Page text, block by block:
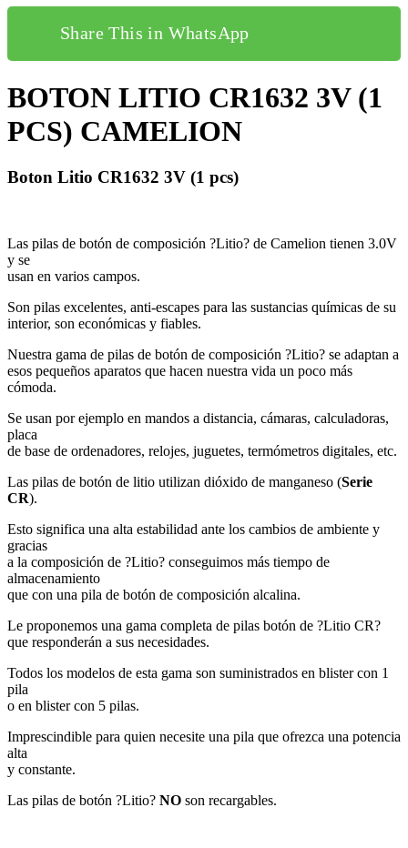
Share This in WhatsApp
BOTON LITIO CR1632 3V (1
PCS) CAMELION
Boton Litio CR1632 3V (1 pcs)
Las pilas de botón de composición ?Litio? de Camelion tienen 3.0V
y se
usan en varios campos.
Son pilas excelentes, anti-escapes para las sustancias químicas de su
interior, son económicas y fiables.
Nuestra gama de pilas de botón de composición ?Litio? se adaptan a
esos pequeños aparatos que hacen nuestra vida un poco más
cómoda.
Se usan por ejemplo en mandos a distancia, cámaras, calculadoras,
placa
de base de ordenadores, relojes, juguetes, termómetros digitales, etc.
Las pilas de botón de litio utilizan dióxido de manganeso (Serie
CR).
Esto significa una alta estabilidad ante los cambios de ambiente y
gracias
a la composición de ?Litio? conseguimos más tiempo de
almacenamiento
que con una pila de botón de composición alcalina.
Le proponemos una gama completa de pilas botón de ?Litio CR?
que responderán a sus necesidades.
Todos los modelos de esta gama son suministrados en blister con 1
pila
o en blister con 5 pilas.
Imprescindible para quien necesite una pila que ofrezca una potencia
alta
y constante.
Las pilas de botón ?Litio? NO son recargables.